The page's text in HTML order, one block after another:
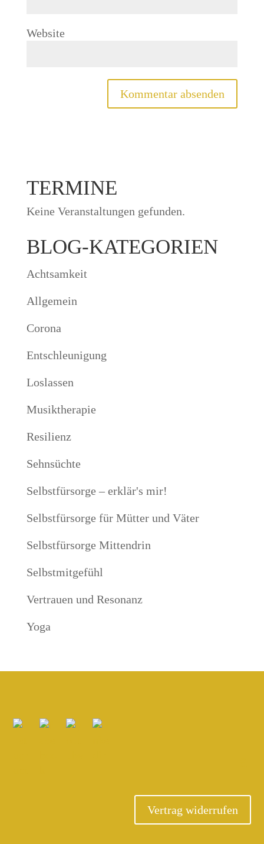
Website
TERMINE
Keine Veranstaltungen gefunden.
BLOG-KATEGORIEN
Achtsamkeit
Allgemein
Corona
Entschleunigung
Loslassen
Musiktherapie
Resilienz
Sehnsüchte
Selbstfürsorge – erklär's mir!
Selbstfürsorge für Mütter und Väter
Selbstfürsorge Mittendrin
Selbstmitgefühl
Vertrauen und Resonanz
Yoga
Vertrag widerrufen